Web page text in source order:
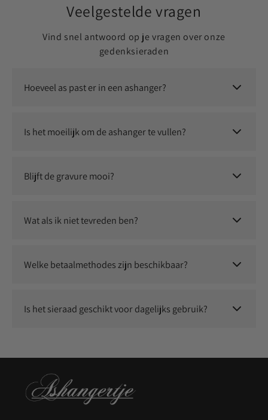
Veelgestelde vragen
Vind snel antwoord op je vragen over onze
gedenksieraden
Hoeveel as past er in een ashanger?
voldoende om jouw dierbare altijd dichtbij te dragen.
Is het moeilijk om de ashanger te vullen?
eventueel een vulsetje om het proces soepel te laten
verlopen.
Blijft de gravure mooi?
persoonlijke herinnering langdurig zichtbaar blijft.
Wat als ik niet tevreden ben?
en we zoeken samen naar een passende oplossing.
Welke betaalmethodes zijn beschikbaar?
Visa, Mastercard, Apple Pay en Google Pay.
Is het sieraad geschikt voor dagelijks gebruik?